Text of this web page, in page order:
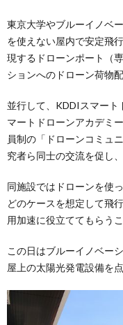
東京大学やブルーイノベ
を使えない屋内で安定飛
現するドローンポート（
ションへのドローン荷物
並行して、KDDIスマート
マートドローンアカデミ
員制の「ドローンコミュ
究者ら同士の交流を促し
同施設ではドローンを使
どのケースを想定して飛
用加速に役立ててもらう
この日はブルーイノベー
屋上の太陽光発電設備を